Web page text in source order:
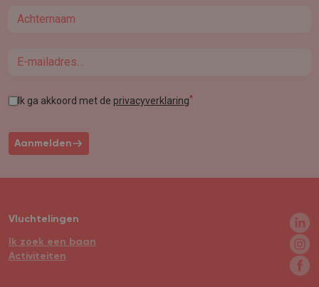
Last name
Email
Ik ga akkoord met de privacyverklaring*
Aanmelden
Vluchtelingen
Ik zoek een baan
Activiteiten